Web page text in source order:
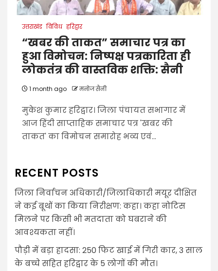
उत्तराखंड विविध हरिद्वार
“खबर की ताकत” समाचार पत्र का
हुआ विमोचन: निष्पक्ष पत्रकारिता ही
लोकतंत्र की वास्तविक शक्ति: सैनी
1 month ago मनोज सैनी
मुकेश कुमार हरिद्वार। जिला पंचायत सभागार में
आज हिंदी साप्ताहिक समाचार पत्र 'खबर की
ताकत' का विमोचन समारोह भव्य एवं...
RECENT POSTS
जिला निर्वाचन अधिकारी/जिलाधिकारी मयूर दीक्षित
ने कई बूथों का किया निरीक्षण: कहा। कहा नोटिस
मिलने पर किसी भी मतदाता को घबराने की
आवश्यकता नहीं।
पौड़ी में बड़ा हादसा: 250 फिट खाई में गिरी कार, 3 साल
के बच्चे सहित हरिद्वार के 5 लोगों की मौत।